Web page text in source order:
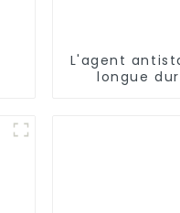
L'agent
longue